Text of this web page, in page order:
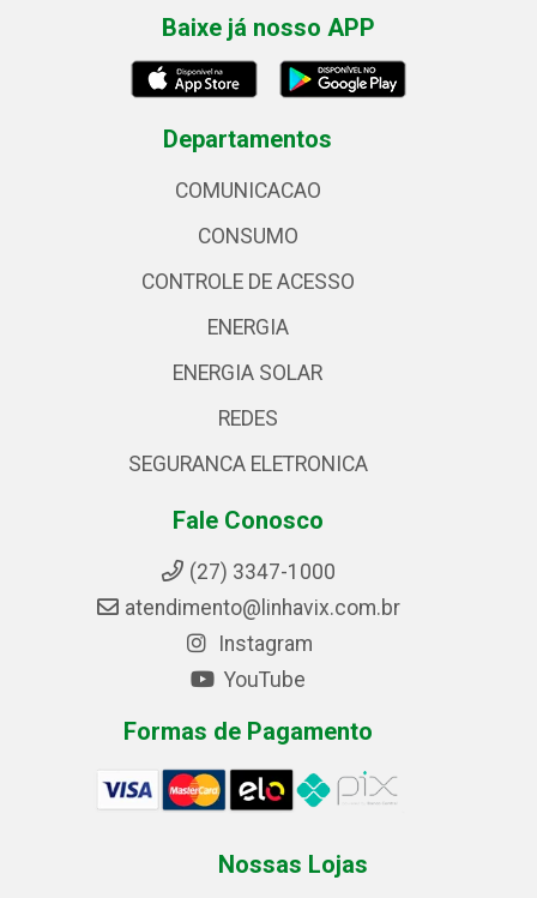
Baixe já nosso APP
Departamentos
COMUNICACAO
CONSUMO
CONTROLE DE ACESSO
ENERGIA
ENERGIA SOLAR
REDES
SEGURANCA ELETRONICA
Fale Conosco
(27) 3347-1000
atendimento@linhavix.com.br
Instagram
YouTube
Formas de Pagamento
Nossas Lojas